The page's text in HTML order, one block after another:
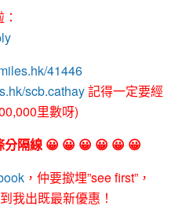
41446
scb.cathay記得一定要經
里數呀)
隔線 😀 😀 😀 😀 😀 😀
，仲要撳埋”see first”，
我出既最新優惠！